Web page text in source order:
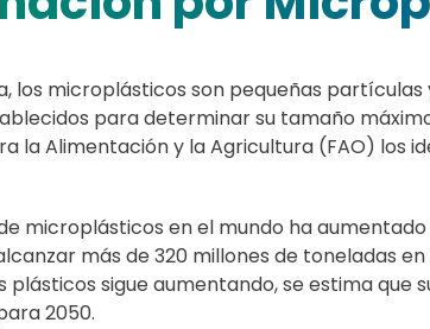
los microplásticos son pequeñas
para determinar su tamaño
la Alimentación y la Agricultura (FAO) los
microplásticos en el mundo ha
más de 320 millones de toneladas
sigue aumentando, se estima que
2050.